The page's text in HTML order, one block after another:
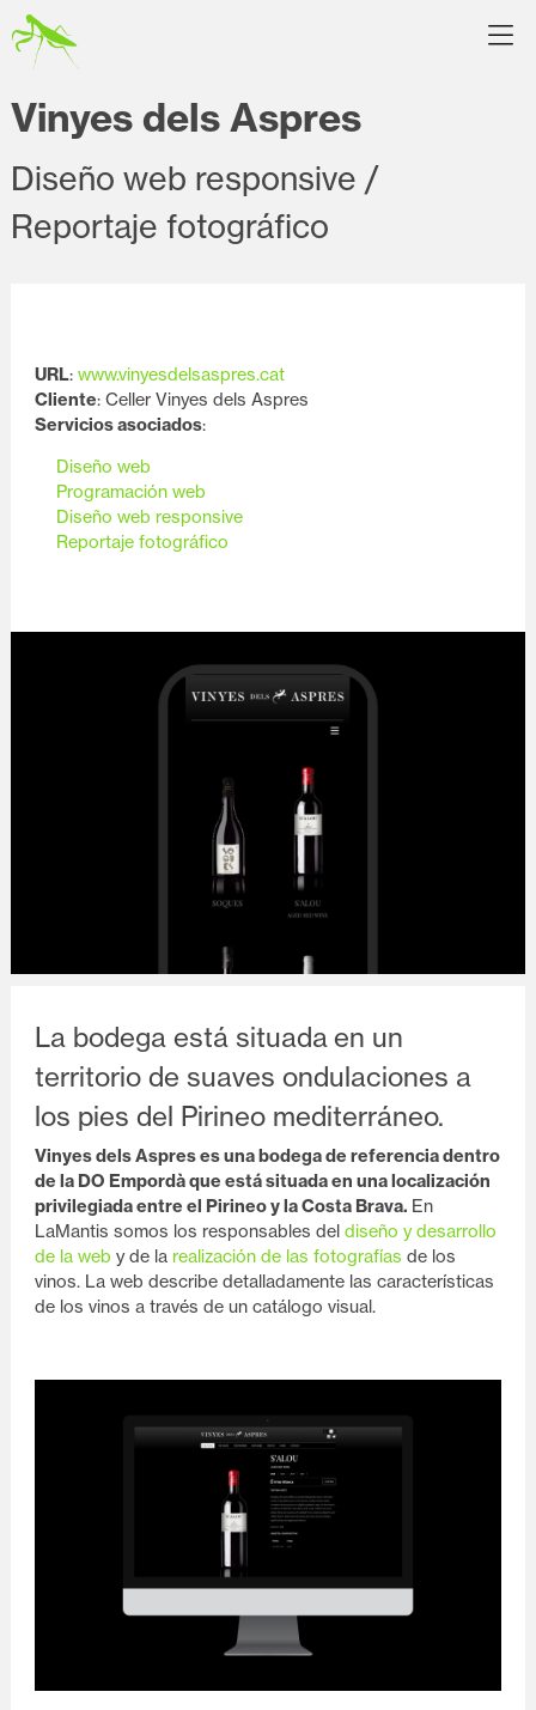
Vinyes dels Aspres
Diseño web responsive /
Reportaje fotográfico
URL: www.vinyesdelsaspres.cat
Cliente: Celler Vinyes dels Aspres
Servicios asociados:
Diseño web
Programación web
Diseño web responsive
Reportaje fotográfico
La bodega está situada en un
territorio de suaves ondulaciones a
los pies del Pirineo mediterráneo.
Vinyes dels Aspres es una bodega de referencia dentro
de la DO Empordà que está situada en una localización
privilegiada entre el Pirineo y la Costa Brava. En
LaMantis somos los responsables del diseño y desarrollo
de la web y de la realización de las fotografías de los
vinos. La web describe detalladamente las características
de los vinos a través de un catálogo visual.